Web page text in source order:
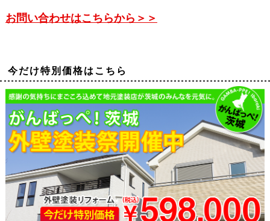
お問い合わせはこちらから＞＞
今だけ特別価格はこちら